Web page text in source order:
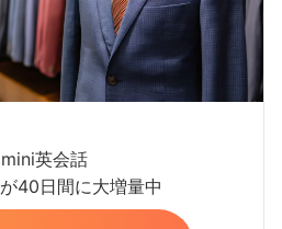
英会話
40日間に大増量中